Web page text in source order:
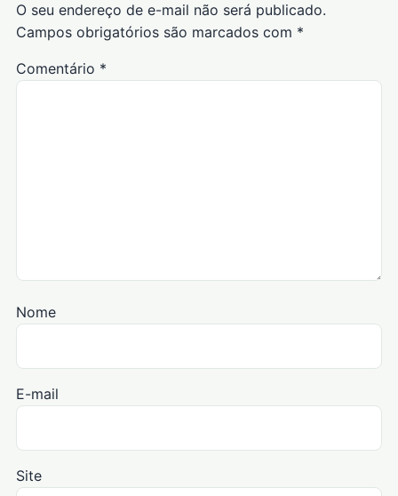
O seu endereço de e-mail não será publicado.
Campos obrigatórios são marcados com *
Comentário *
Nome
E-mail
Site